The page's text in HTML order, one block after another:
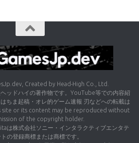
Created by Head-High Co., Ltd.
ッドハイの著作物です。YouTube等での内容紹
ちま起稿・オレ的ゲーム速報 刃などへの転載は
site or its content may be reproduced without
of the copyright holder.
は株式会社ソニー・インタラクティブエンタテ
の登録商標または商標です。